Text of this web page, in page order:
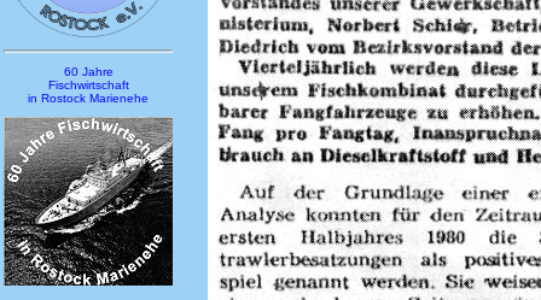
60 Jahre
Fischwirtschaft
in Rostock Marienehe